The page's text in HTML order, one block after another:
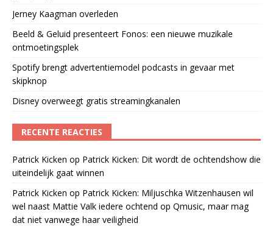
Jerney Kaagman overleden
Beeld & Geluid presenteert Fonos: een nieuwe muzikale
ontmoetingsplek
Spotify brengt advertentiemodel podcasts in gevaar met
skipknop
Disney overweegt gratis streamingkanalen
RECENTE REACTIES
Patrick Kicken op Patrick Kicken: Dit wordt de ochtendshow die
uiteindelijk gaat winnen
Patrick Kicken op Patrick Kicken: Miljuschka Witzenhausen wil
wel naast Mattie Valk iedere ochtend op Qmusic, maar mag
dat niet vanwege haar veiligheid